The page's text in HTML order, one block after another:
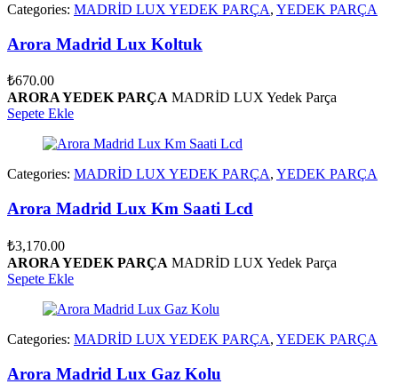
Categories: MADRİD LUX YEDEK PARÇA, YEDEK PARÇA
Arora Madrid Lux Koltuk
₺670.00
ARORA YEDEK PARÇA MADRİD LUX Yedek Parça
Sepete Ekle
Categories: MADRİD LUX YEDEK PARÇA, YEDEK PARÇA
Arora Madrid Lux Km Saati Lcd
₺3,170.00
ARORA YEDEK PARÇA MADRİD LUX Yedek Parça
Sepete Ekle
Categories: MADRİD LUX YEDEK PARÇA, YEDEK PARÇA
Arora Madrid Lux Gaz Kolu